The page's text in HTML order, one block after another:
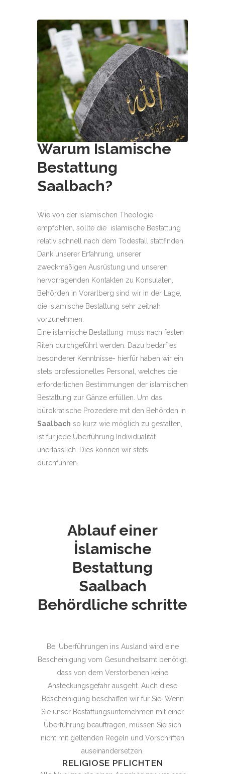
Warum Islamische
Bestattung
Saalbach?
Wie von der islamischen Theologie
empfohlen, sollte die islamische Bestattung
relativ schnell nach dem Todesfall stattfinden.
Dank unserer Erfahrung, unserer
zweckmäßigen Ausrüstung und unseren
hervorragenden Kontakten zu Konsulaten,
Behörden in Vorarlberg sind wir in der Lage,
die islamische Bestattung sehr zeitnah
vorzunehmen.
Eine islamische Bestattung muss nach festen
Riten durchgeführt werden. Dazu bedarf es
besonderer Kenntnisse- hierfür haben wir ein
stets professionelles Personal, welches die
erforderlichen Bestimmungen der islamischen
Bestattung zur Gänze erfüllen. Um das
bürokratische Prozedere mit den Behörden in
Saalbach so kurz wie möglich zu gestalten,
ist für jede Überführung Individualität
unerlässlich. Dies können wir stets
durchführen.
Ablauf einer
İslamische
Bestattung
Saalbach
Behördliche schritte
Bei Überführungen ins Ausland wird eine
Bescheinigung vom Gesundheitsamt benötigt,
dass von dem Verstorbenen keine
Ansteckungsgefahr ausgeht. Auch diese
Bescheinigung beschaffen wir für Sie. Wenn
Sie unser Bestattungsunternehmen mit einer
Überführung beauftragen, müssen Sie sich
nicht mit geltenden Regeln und Vorschriften
auseinandersetzen.
RELIGIOSE PFLICHTEN